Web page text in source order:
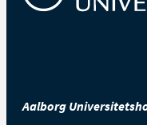
Aalborg